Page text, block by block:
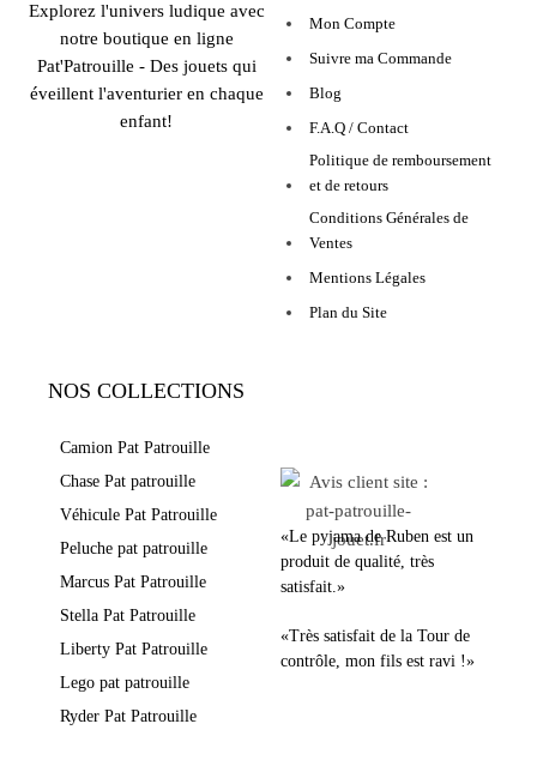
Explorez l'univers ludique avec
notre boutique en ligne
Pat'Patrouille - Des jouets qui
éveillent l'aventurier en chaque
enfant!
Mon Compte
Suivre ma Commande
Blog
F.A.Q / Contact
Politique de remboursement
et de retours
Conditions Générales de
Ventes
Mentions Légales
Plan du Site
NOS COLLECTIONS
Camion Pat Patrouille
Chase Pat patrouille
Véhicule Pat Patrouille
Peluche pat patrouille
Marcus Pat Patrouille
Stella Pat Patrouille
Liberty Pat Patrouille
Lego pat patrouille
Ryder Pat Patrouille
«Le pyjama de Ruben est un
produit de qualité, très
satisfait.»
«Très satisfait de la Tour de
contrôle, mon fils est ravi !»